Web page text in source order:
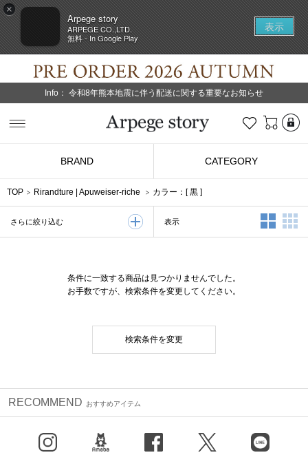
×
Arpege story
ARPEGE CO.,LTD.
無料 - In Google Play
表示
Info： 令和8年熊本地震に伴う配送に関する重要なお知らせ
お気に入り
BRAND CATEGORY
TOP Rirandture Apuweiser-riche カラー：[黒 ]
さらに絞り込む 表示 2列表示
条件に一致する商品は見つかりませんでした。
お手数ですが、検索条件を変更してください。
検索条件を変更
RECOMMEND おすすめアイテム
X（旧Twitter） LINE